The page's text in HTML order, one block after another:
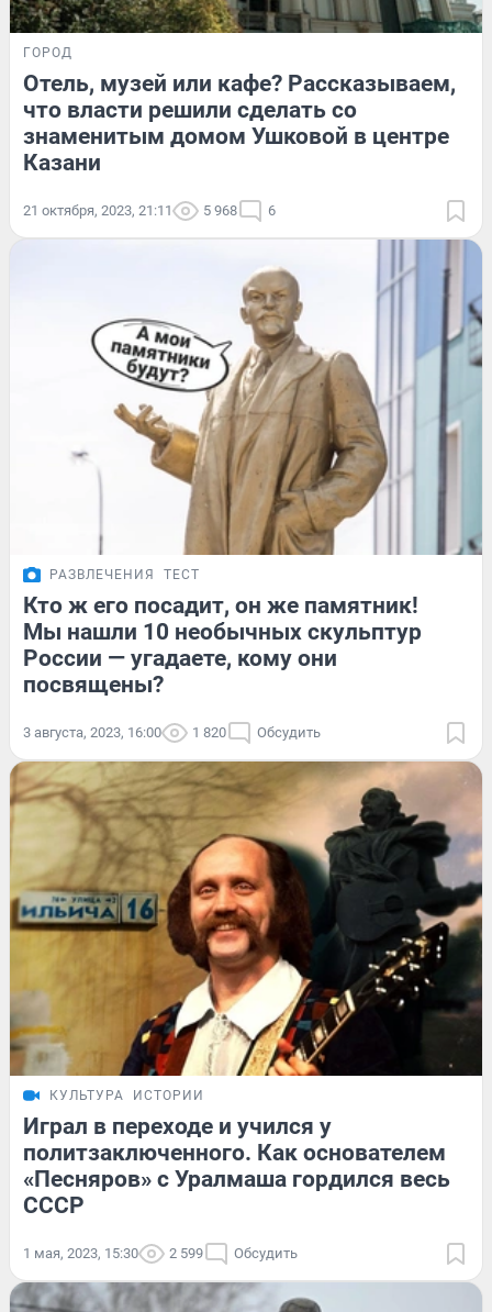
ГОРОД
Отель, музей или кафе? Рассказываем,
что власти решили сделать со
знаменитым домом Ушковой в центре
Казани
21 октября, 2023, 21:11 5 968 6
РАЗВЛЕЧЕНИЯ ТЕСТ
Кто ж его посадит, он же памятник!
Мы нашли 10 необычных скульптур
России — угадаете, кому они
посвящены?
3 августа, 2023, 16:00 1 820 Обсудить
КУЛЬТУРА ИСТОРИИ
Играл в переходе и учился у
политзаключенного. Как основателем
«Песняров» с Уралмаша гордился весь
СССР
1 мая, 2023, 15:30 2 599 Обсудить